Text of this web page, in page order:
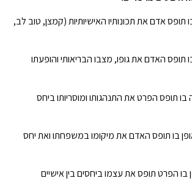
תופס אדם את תכונותיו האישיותיות (קמצן, טוב לב,
תופס האדם את גופו, מצבו הבריאותי והופעתו
בו תופס הפרט את התנהגותו ומוסריותו ביחס
בו תופס האדם את מיקומו במשפחתו ואת יחס
בו הפרט תופס את עצמו ביחסים בין אישיים